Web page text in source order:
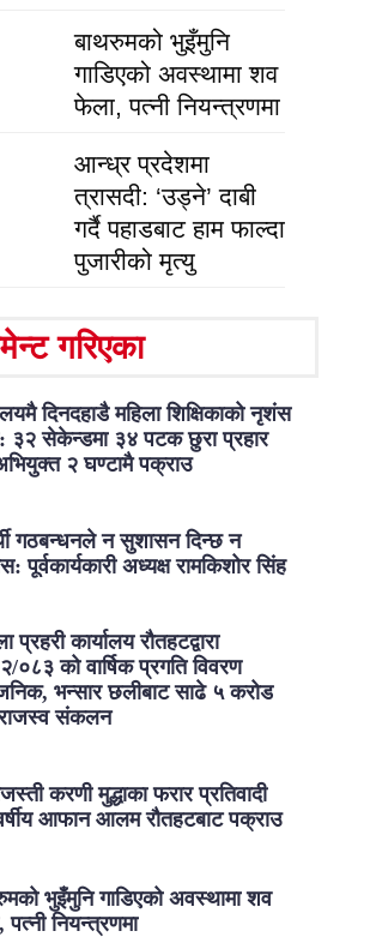
बाथरुमको भुइँमुनि
गाडिएको अवस्थामा शव
फेला, पत्नी नियन्त्रणमा
आन्ध्र प्रदेशमा
त्रासदी: ‘उड्ने’ दाबी
गर्दै पहाडबाट हाम फाल्दा
पुजारीको मृत्यु
गरिएका
दिनदहाडै महिला शिक्षिकाको नृशंस
३२ सेकेन्डमा ३४ पटक छुरा प्रहार
२ घण्टामै पक्राउ
गठबन्धनले न सुशासन दिन्छ न
पूर्वकार्यकारी अध्यक्ष रामकिशोर सिंह
प्रहरी कार्यालय रौतहटद्वारा
०८३ को वार्षिक प्रगति विवरण
भन्सार छलीबाट साढे ५ करोड
संकलन
करणी मुद्धाका फरार प्रतिवादी
आफान आलम रौतहटबाट पक्राउ
भुइँमुनि गाडिएको अवस्थामा शव
नियन्त्रणमा